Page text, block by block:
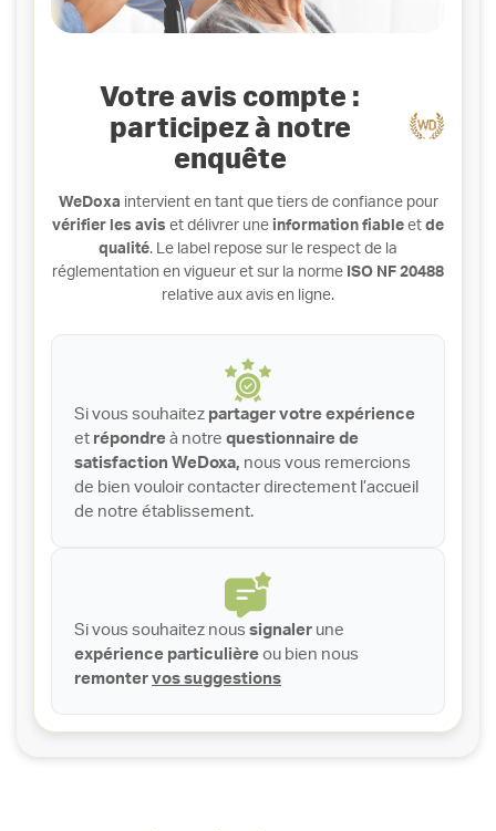
Votre avis compte :
participez à notre
enquête
WeDoxa intervient en tant que tiers de confiance pour
vérifier les avis et délivrer une information fiable et de
qualité. Le label repose sur le respect de la
réglementation en vigueur et sur la norme ISO NF 20488
relative aux avis en ligne.
Si vous souhaitez partager votre expérience
et répondre à notre questionnaire de
satisfaction WeDoxa, nous vous remercions
de bien vouloir contacter directement l’accueil
de notre établissement.
Si vous souhaitez nous signaler une
expérience particulière ou bien nous
remonter vos suggestions